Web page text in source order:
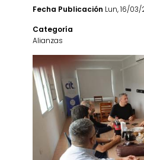
Fecha Publicación Lun, 16/
Categoría
Alianzas